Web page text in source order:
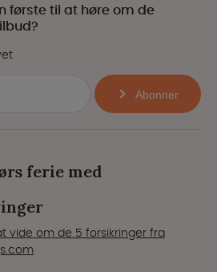
første til at høre om de
Abonner
ferie med
vide om de 5 forsikringer fra